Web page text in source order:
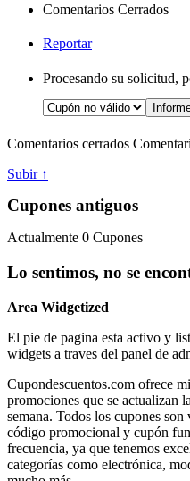
Comentarios Cerrados
Reportar
Procesando su solicitud,
Comentarios cerrados
Subir ↑
Cupones antiguos
Actualmente 0 Cupones
Lo sentimos, no se
Area Widgetized
El pie de pagina esta activo y
widgets a traves del panel de
Cupondescuentos.com ofrece
promociones que se actualizan
semana. Todos los cupones
código promocional y cupón
frecuencia, ya que tenemos
categorías como electrónica,